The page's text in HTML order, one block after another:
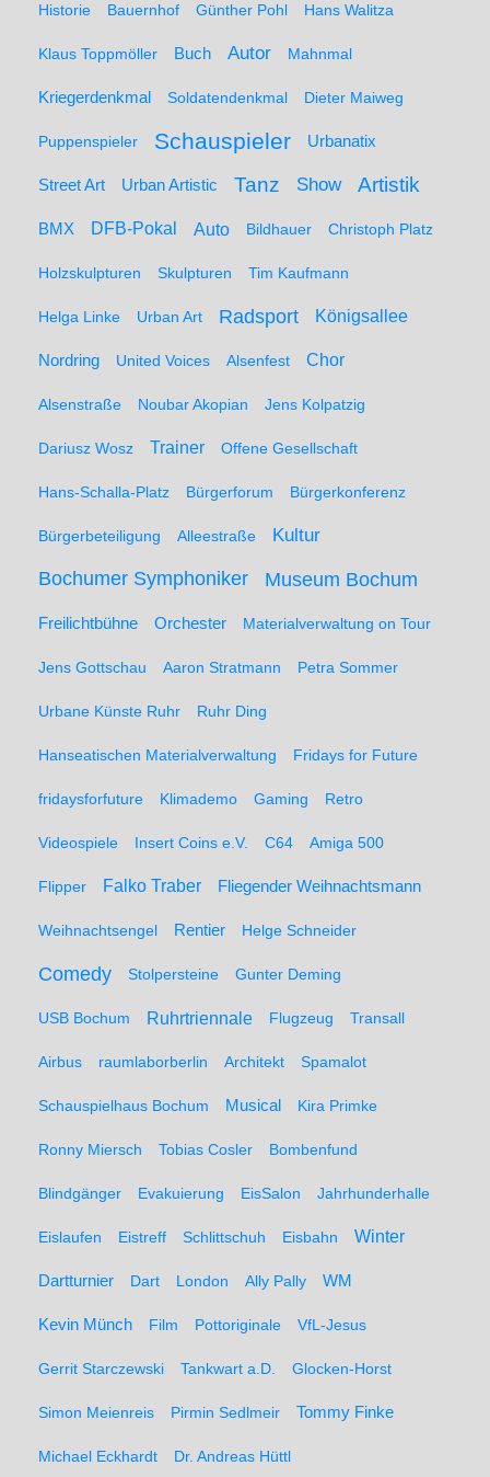
Historie Bauernhof Günther Pohl Hans Walitza
Klaus Toppmöller Buch Autor Mahnmal
Kriegerdenkmal Soldatendenkmal Dieter Maiweg
Puppenspieler Schauspieler Urbanatix
Street Art Urban Artistic Tanz Show Artistik
BMX DFB-Pokal Auto Bildhauer Christoph Platz
Holzskulpturen Skulpturen Tim Kaufmann
Helga Linke Urban Art Radsport Königsallee
Nordring United Voices Alsenfest Chor
Alsenstraße Noubar Akopian Jens Kolpatzig
Dariusz Wosz Trainer Offene Gesellschaft
Hans-Schalla-Platz Bürgerforum Bürgerkonferenz
Bürgerbeteiligung Alleestraße Kultur
Bochumer Symphoniker Museum Bochum
Freilichtbühne Orchester Materialverwaltung on Tour
Jens Gottschau Aaron Stratmann Petra Sommer
Urbane Künste Ruhr Ruhr Ding
Hanseatischen Materialverwaltung Fridays for Future
fridaysforfuture Klimademo Gaming Retro
Videospiele Insert Coins e.V. C64 Amiga 500
Flipper Falko Traber Fliegender Weihnachtsmann
Weihnachtsengel Rentier Helge Schneider
Comedy Stolpersteine Gunter Deming
USB Bochum Ruhrtriennale Flugzeug Transall
Airbus raumlaborberlin Architekt Spamalot
Schauspielhaus Bochum Musical Kira Primke
Ronny Miersch Tobias Cosler Bombenfund
Blindgänger Evakuierung EisSalon Jahrhunderhalle
Eislaufen Eistreff Schlittschuh Eisbahn Winter
Dartturnier Dart London Ally Pally WM
Kevin Münch Film Pottoriginale VfL-Jesus
Gerrit Starczewski Tankwart a.D. Glocken-Horst
Simon Meienreis Pirmin Sedlmeir Tommy Finke
Michael Eckhardt Dr. Andreas Hüttl